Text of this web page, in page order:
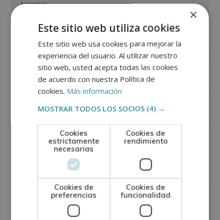
GRUPO TARRACO DE ESCUELAS DE FORMACIÓN DE POSTGRADO, S.L., CIF:
B01589969, Domicilio: C/ Amadeu Vives, 5, Bloque 1 - Bajo C, 43481, La
×
Este sitio web utiliza cookies
Este sitio web usa cookies para mejorar la
experiencia del usuario. Al utilizar nuestro
sitio web, usted acepta todas las cookies
de acuerdo con nuestra Política de
cookies. Más información
MOSTRAR TODOS LOS SOCIOS (4) →
Cookies
estrictamente
necesarias
Cookies de
rendimiento
Cookies de
preferencias
Cookies de
funcionalidad